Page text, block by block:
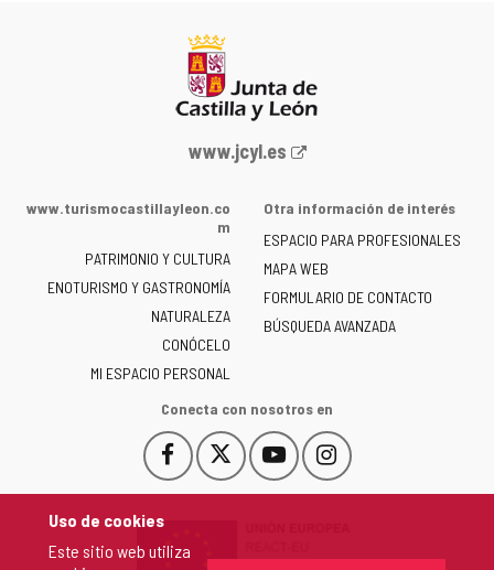
Uso de cookies
Este sitio web utiliza
Portal
la
de
Castilla
y
León
-
www.jcyl.es
www.turismocastillayleon.co
m
PATRIMONIO Y CULTURA
ENOTURISMO Y GASTRONOMÍA
NATURALEZA
CONÓCELO
MI ESPACIO PERSONAL
Otra información de interés
ESPACIO PARA PROFESIONALES
MAPA WEB
FORMULARIO DE CONTACTO
BÚSQUEDA AVANZADA
Conecta con nosotros en
Facebook
Este
enlace
en
Este
enlace
YouTube
Este
enlace
Instagram
Este
enlace